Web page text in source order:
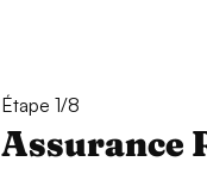
Étape 1/8
Assurance